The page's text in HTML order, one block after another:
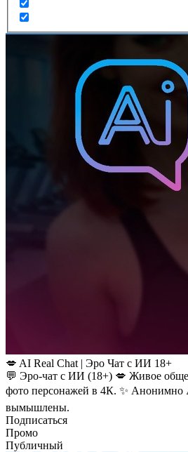
💋 AI Real Chat | Эро Чат с ИИ 18+
💬 Эро-чат с ИИ (18+) 💋 Живое
фото персонажей в 4К. ✨
вымышлены.
Подписаться
Промо
Публичный